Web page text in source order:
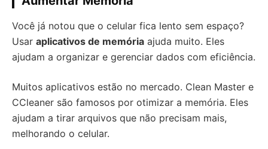
Você já notou que o celular fica lento sem espaço?
Usar aplicativos de memória ajuda muito. Eles
ajudam a organizar e gerenciar dados com eficiência.
Muitos aplicativos estão no mercado. Clean Master e
CCleaner são famosos por otimizar a memória. Eles
ajudam a tirar arquivos que não precisam mais,
melhorando o celular.